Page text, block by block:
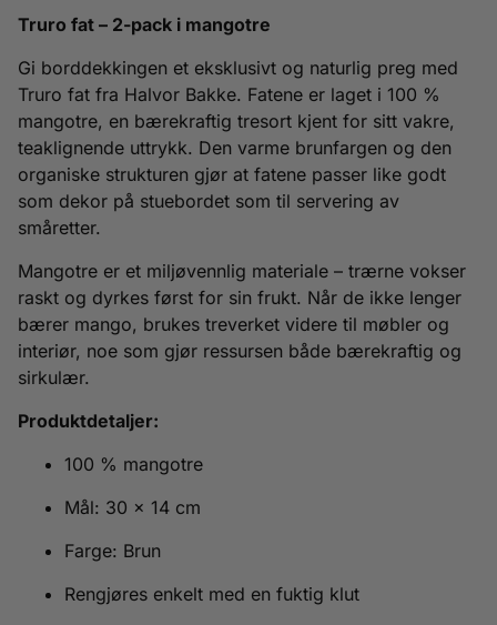
Truro fat – 2-pack i mangotre
Gi borddekkingen et eksklusivt og naturlig preg med
Truro fat fra Halvor Bakke. Fatene er laget i 100 %
mangotre, en bærekraftig tresort kjent for sitt vakre,
teaklignende uttrykk. Den varme brunfargen og den
organiske strukturen gjør at fatene passer like godt
som dekor på stuebordet som til servering av
småretter.
Mangotre er et miljøvennlig materiale – trærne vokser
raskt og dyrkes først for sin frukt. Når de ikke lenger
bærer mango, brukes treverket videre til møbler og
interiør, noe som gjør ressursen både bærekraftig og
sirkulær.
Produktdetaljer:
100 % mangotre
Mål: 30 x 14 cm
Farge: Brun
Rengjøres enkelt med en fuktig klut